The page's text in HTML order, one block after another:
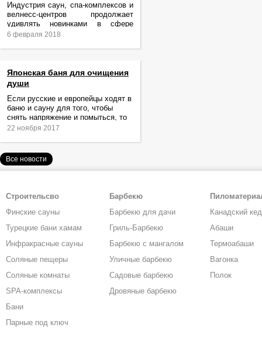
Индустрия саун, спа-комплексов и
велнесс-центров продолжает
удивлять новинками в сфере
релаксации и ухода за телом.
6 февраля 2018
Японская баня для очищения
души
Если русские и европейцы ходят в
баню и сауну для того, чтобы
снять напряжение и помыться, то
жители Японии идут туда за
22 ноября 2017
Все новости
Строительсво
Финские сауны
Турецкие бани хамам
Инфракрасные сауны
Соляные пещеры
Соляные комнаты
SPA-комплексы
Бани
Парные под ключ
Барбекю
Барбекю для дачи
Гриль-Барбекю
Барбекю с мангалом
Уличные барбекю
Садовые барбекю
Дровяные барбекю
Канадский
Абаши
Термоабаши
Вагонка
Полок